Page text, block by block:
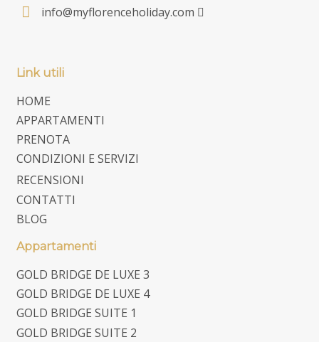
info@myflorenceholiday.com
Link utili
HOME
APPARTAMENTI
PRENOTA
CONDIZIONI E SERVIZI
RECENSIONI
CONTATTI
BLOG
Appartamenti
GOLD BRIDGE DE LUXE 3
GOLD BRIDGE DE LUXE 4
GOLD BRIDGE SUITE 1
GOLD BRIDGE SUITE 2